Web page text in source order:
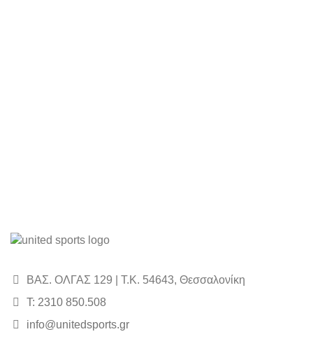
ΒΑΣ. ΟΛΓΑΣ 129 | Τ.Κ. 54643, Θεσσαλονίκη
Τ: 2310 850.508
info@unitedsports.gr